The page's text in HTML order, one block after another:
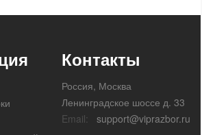
Контакты
Россия, Москва
Ленинградское шоссе д. 33
Email:
support@viprazbor.ru